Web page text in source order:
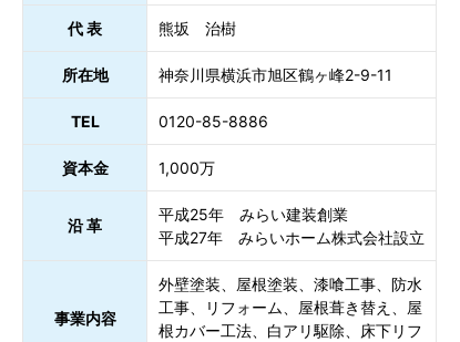
代 表 熊坂 治樹
所在地 神奈川県横浜市旭区鶴ヶ峰2-9-11
TEL 0120-85-8886
資本金 1,000万
沿 革
平成25年 みらい建装創業
平成27年 みらいホーム株式会社設立
事業内容
外壁塗装、屋根塗装、漆喰工事、防水
工事、リフォーム、屋根葺き替え、屋
根カバー工法、白アリ駆除、床下リフ